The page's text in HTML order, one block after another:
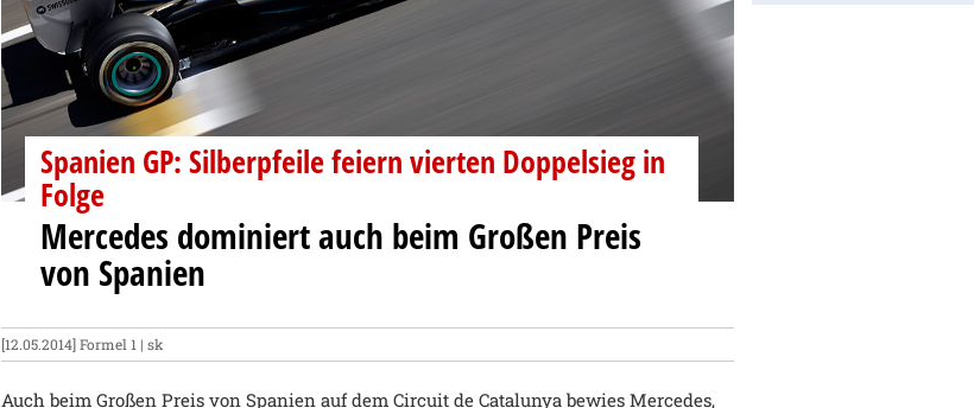
Spanien GP: Silberpfeile feiern vierten Doppelsieg in
Folge
Mercedes dominiert auch beim Großen Preis
von Spanien
[12.05.2014]Formel 1 | sk
Auch beim Großen Preis von Spanien auf dem Circuit de Catalunya bewies Mercedes,